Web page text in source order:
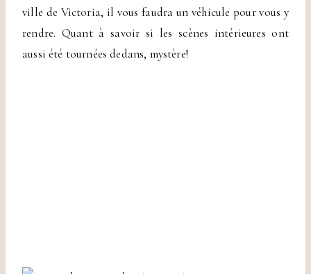
ville de Victoria, il vous faudra un véhicule pour vous y
rendre. Quant à savoir si les scènes intérieures ont
aussi été tournées dedans, mystère!